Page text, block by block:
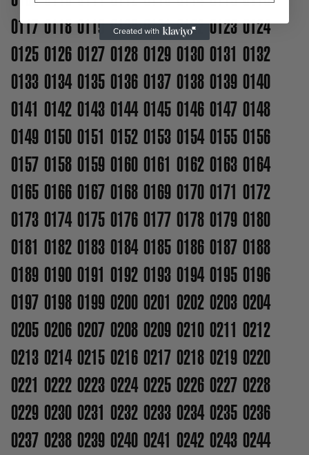
0117 0118 0119 0120 0121 0122 0123 0124
0125 0126 0127 0128 0129 0130 0131 0132
0133 0134 0135 0136 0137 0138 0139 0140
0141 0142 0143 0144 0145 0146 0147 0148
0149 0150 0151 0152 0153 0154 0155 0156
0157 0158 0159 0160 0161 0162 0163 0164
0165 0166 0167 0168 0169 0170 0171 0172
0173 0174 0175 0176 0177 0178 0179 0180
0181 0182 0183 0184 0185 0186 0187 0188
0189 0190 0191 0192 0193 0194 0195 0196
0197 0198 0199 0200 0201 0202 0203 0204
0205 0206 0207 0208 0209 0210 0211 0212
0213 0214 0215 0216 0217 0218 0219 0220
0221 0222 0223 0224 0225 0226 0227 0228
0229 0230 0231 0232 0233 0234 0235 0236
0237 0238 0239 0240 0241 0242 0243 0244